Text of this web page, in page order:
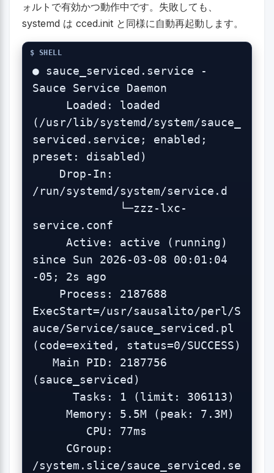
ォルトで有効かつ動作中です。失敗しても、
systemd は cced.init と同様に自動再起動します。
● sauce_serviced.service -
Sauce Service Daemon
(/usr/lib/systemd/system/sauce_
serviced.service; enabled;
preset: disabled)
/run/systemd/system/service.d
service.conf
since Sun 2026-03-08 00:01:04
-05; 2s ago
ExecStart=/usr/sausalito/perl/S
auce/Service/sauce_serviced.pl
(code=exited, status=0/SUCCESS)
(sauce_serviced)
/system.slice/sauce_serviced.se